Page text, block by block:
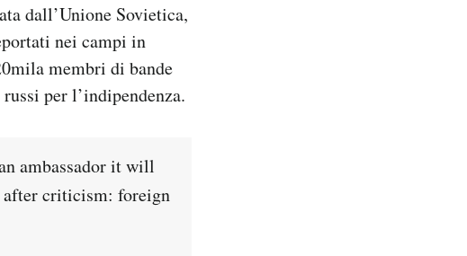
dall’Unione Sovietica,
nei campi in
membri di bande
per l’indipendenza.
ambassador it will
after criticism: foreign